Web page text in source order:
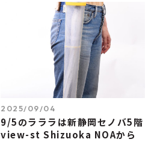
2025/09/04
9/5のラララは新静岡セノバ5階
view-st Shizuoka NOAから